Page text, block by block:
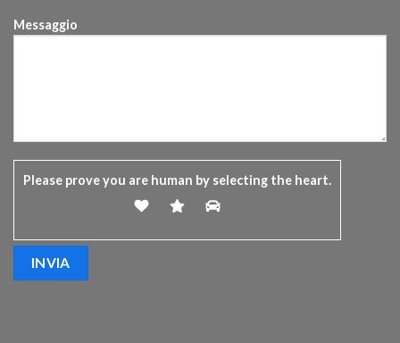
Messaggio
Please prove you are human by selecting the heart.